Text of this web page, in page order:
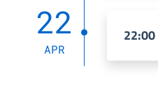
22
APR